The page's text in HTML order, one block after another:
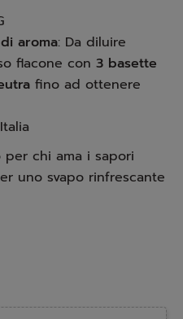
aroma: Da diluire
flacone con 3 basette
fino ad ottenere
chi ama i sapori
uno svapo rinfrescante